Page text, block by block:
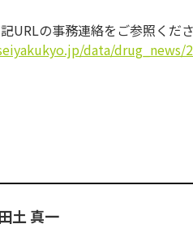
URLの事務連絡をご参照くださ
data/drug_news/
土 真一